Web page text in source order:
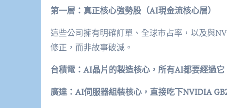
第一層：真正核心強勢股（AI現金流核心層）
這些公司擁有明確訂單、全球市占率，以及與
修正，而非故事破滅。
台積電：AI晶片的製造核心，所有AI都要經過
廣達：AI伺服器組裝核心，直接吃下NVIDIA